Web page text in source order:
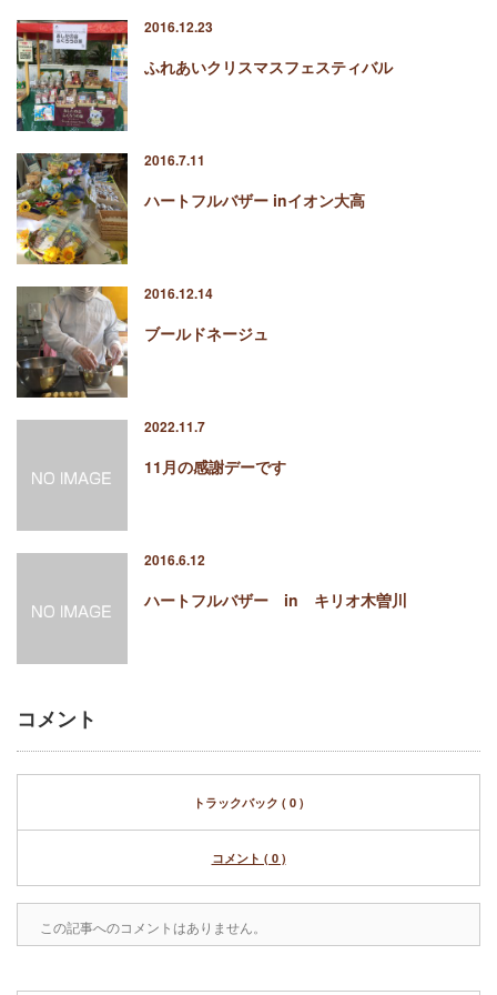
2016.12.23
ふれあいクリスマスフェスティバル
2016.7.11
ハートフルバザー inイオン大高
2016.12.14
ブールドネージュ
2022.11.7
11月の感謝デーです
2016.6.12
ハートフルバザー in キリオ木曽川
コメント
トラックバック ( 0 )
コメント ( 0 )
この記事へのコメントはありません。